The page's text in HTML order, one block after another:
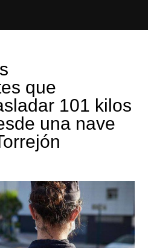
que
101 kilos
una nave